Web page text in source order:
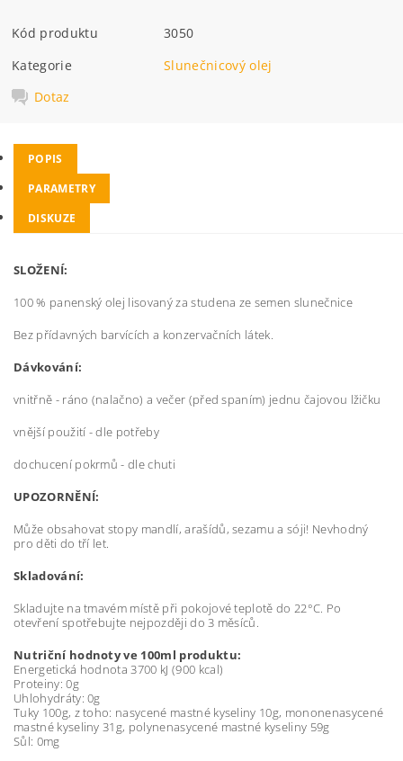
Kód produktu
3050
Kategorie
Slunečnicový olej
Dotaz
POPIS
PARAMETRY
DISKUZE
SLOŽENÍ:
100 % panenský olej lisovaný za studena ze semen slunečnice
Bez přídavných barvících a konzervačních látek.
Dávkování:
vnitřně - ráno (nalačno) a večer (před spaním) jednu čajovou lžičku
vnější použití - dle potřeby
dochucení pokrmů - dle chuti
UPOZORNĚNÍ:
Může obsahovat stopy mandlí, arašídů, sezamu a sóji! Nevhodný
pro děti do tří let.
Skladování:
Skladujte na tmavém místě při pokojové teplotě do 22°C. Po
otevření spotřebujte nejpozději do 3 měsíců.
Nutriční hodnoty ve 100ml produktu:
Energetická hodnota 3700 kJ (900 kcal)
Proteiny: 0g
Uhlohydráty: 0g
Tuky 100g, z toho: nasycené mastné kyseliny 10g, mononenasycené
mastné kyseliny 31g, polynenasycené mastné kyseliny 59g
Sůl: 0mg